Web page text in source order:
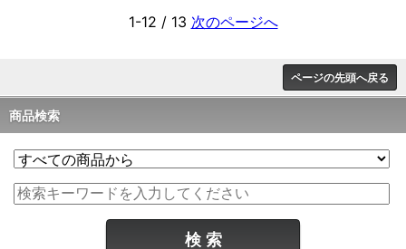
1-12 / 13 次のページへ
ページの先頭へ戻る
商品検索